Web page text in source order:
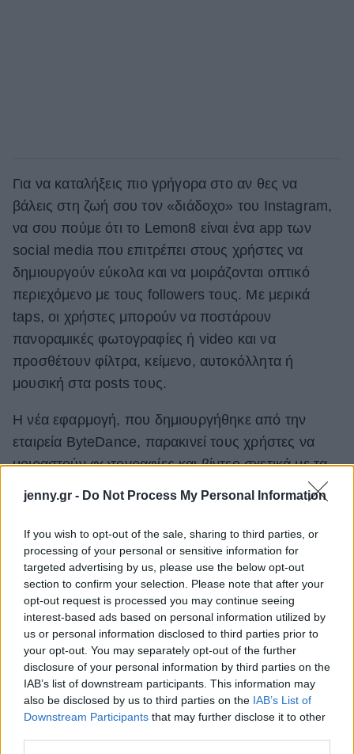
jenny.gr - Do Not Process My Personal Information
If you wish to opt-out of the sale, sharing to third parties, or
processing of your personal or sensitive information for
targeted advertising by us, please use the below opt-out
section to confirm your selection. Please note that after your
opt-out request is processed you may continue seeing
interest-based ads based on personal information utilized by
us or personal information disclosed to third parties prior to
your opt-out. You may separately opt-out of the further
disclosure of your personal information by third parties on the
IAB’s list of downstream participants. This information may
also be disclosed by us to third parties on the IAB’s List of
Downstream Participants that may further disclose it to other
Για να καταλήξεις πιο γρήγορα στο αν θες να
βάλεις στη ζωή σου τον «διάδοχο» του Instagram,
να σου πούμε ότι το Lemon8 είναι ένα app των
social media που επιτρέπει στους χρήστες να
δημιουργούν εύκολα και να μοιράζονται οπτικό
περιεχόμενο με τους followers τους. Με μερικά
taps, οι χρήστες μπορούν να ποστάρουν
πανοραμικές φωτογραφίες ή video και να
προσθέτουν φίλτρα, κείμενο, αυτοκόλλητα ή
μουσική στα posts τους.
Η νέα εφαρμογή, που δημιουργήθηκε από την
εταιρεία ByteDance, παρακινεί τους χρήστες να
μοιραστούν φωτογραφίες και βίντεο σχετικά με τα
θέματα που τους ενδιαφέρουν, όπως η μόδα, η
πλατφόρμα μπορεί εύκολα να αξιοποιηθεί
εμπορικά, καθώς δίνει τη δυνατότητα στο χρήστη
να ταγκάρει, για παράδειγμα, το κατάστημα από το
οποίο αγόρασε τα ρούχα του, καθώς και την τιμή
τους.